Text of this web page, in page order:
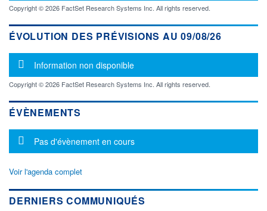
Copyright © 2026 FactSet Research Systems Inc. All rights reserved.
ÉVOLUTION DES PRÉVISIONS AU 09/08/26
Message d'information
Information non disponible
Copyright © 2026 FactSet Research Systems Inc. All rights reserved.
ÉVÈNEMENTS
Message d'information
Pas d'évènement en cours
Voir l'agenda complet
DERNIERS COMMUNIQUÉS